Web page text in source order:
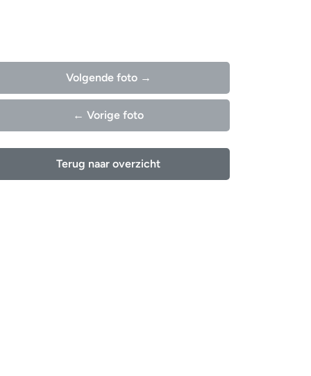
Volgende foto →
← Vorige foto
Terug naar overzicht